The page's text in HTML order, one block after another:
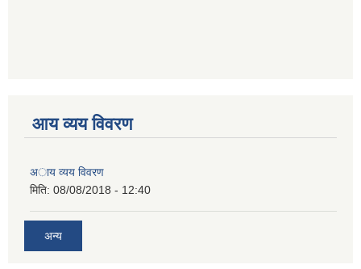
आय व्यय विवरण
अाय व्यय विवरण
मिति: 08/08/2018 - 12:40
अन्य